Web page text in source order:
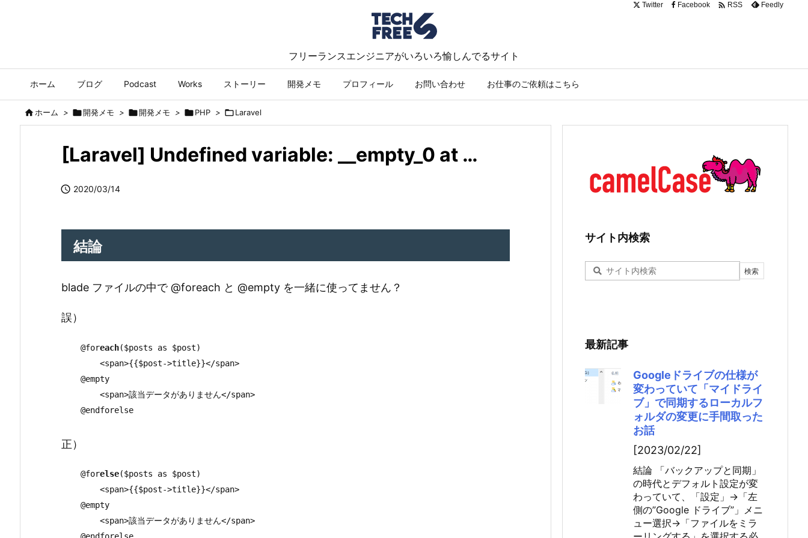
フリーランスエンジニアがいろいろ愉しんでるサイト
ホーム ブログ Podcast Works ストーリー 開発メモ プロフィール お問い合わせ お仕事のご依頼はこちら
Twitter Facebook  RSS Feedly
ホーム > 開発メモ > 開発メモ > PHP > Laravel
[Laravel] Undefined variable: __empty_0 at …
 2020/03/14
結論
blade ファイルの中で @foreach と @empty を一緒に使ってません？
誤）
    @
foreach($posts as $post)
        <span>{{$post->title}}</span>
    @
empty
        <span>該当データがありません</span>
    @endforelse
正）
    @for
else($posts as $post)
        <span>{{$post->title}}</span>
    @
empty
        <span>該当データがありません</span>
サイト内検索
最新記事
Googleドライブの仕様が
変わっていて「マイドライ
ブ」で同期するローカルフ
ォルダの変更に手間取った
お話
[2023/02/22]
結論 「バックアップと同期」
の時代とデフォルト設定が変
わっていて、「設定」→「左
側の”Google ドライブ”」メニ
ュー選択→「ファイルをミラ